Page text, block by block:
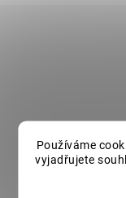
Používáme
vyjadřujete